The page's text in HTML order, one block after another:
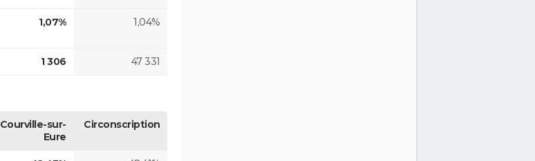
1,07% 1,04%
1 306 47 331
Courville-sur-
Eure
Circonscription